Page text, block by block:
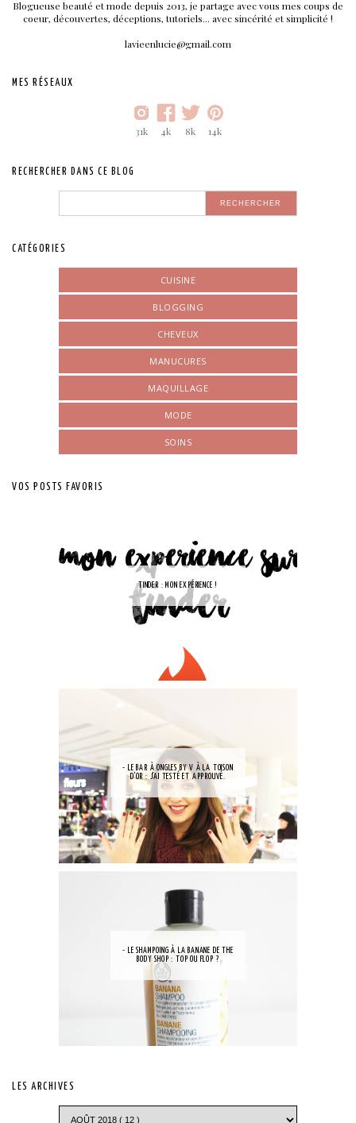
Blogueuse beauté et mode depuis 2013, je partage avec vous mes coups de
coeur, découvertes, déceptions, tutoriels... avec sincérité et simplicité !
lavieenlucie@gmail.com
MES RÉSEAUX
31k 4k 8k 14k
RECHERCHER DANS CE BLOG
CATÉGORIES
CUISINE
BLOGGING
CHEVEUX
MANUCURES
MAQUILLAGE
MODE
SOINS
VOS POSTS FAVORIS
TINDER : MON EXPÉRIENCE !
- LE BAR À ONGLES BY V À LA TOISON
D'OR : J'AI TESTÉ ET APPROUVÉ.
- LE SHAMPOING À LA BANANE DE THE
BODY SHOP : TOP OU FLOP ?
LES ARCHIVES